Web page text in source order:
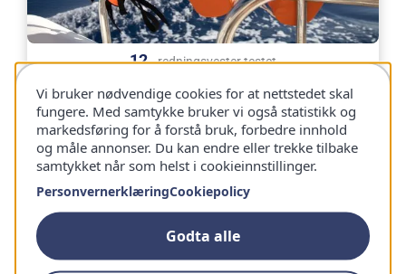
12 redningsvester testet
Hvilken er den beste redningsvesten?
Til testen ➜
Vi bruker nødvendige cookies for at nettstedet skal
fungere. Med samtykke bruker vi også statistikk og
markedsføring for å forstå bruk, forbedre innhold
og måle annonser. Du kan endre eller trekke tilbake
samtykket når som helst i cookieinnstillinger.
PersonvernerklæringCookiepolicy
Godta alle